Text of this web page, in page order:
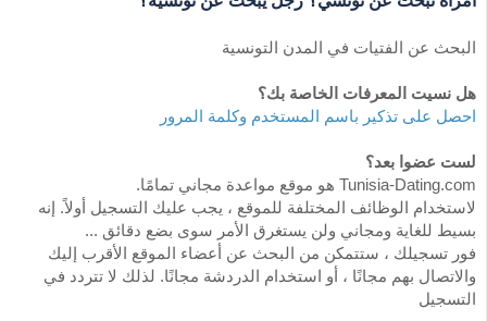
البحث عن الفتيات في المدن التونسية
هل نسيت المعرفات الخاصة بك؟
احصل على تذكير باسم المستخدم وكلمة المرور
لست عضوا بعد؟
Tunisia-Dating.com هو موقع مواعدة مجاني تمامًا.
لاستخدام الوظائف المختلفة للموقع ، يجب عليك التسجيل أولاً. إنه
بسيط للغاية ومجاني ولن يستغرق الأمر سوى بضع دقائق ...
فور تسجيلك ، ستتمكن من البحث عن أعضاء الموقع الأقرب إليك
والاتصال بهم مجانًا ، أو استخدام الدردشة مجانًا. لذلك لا تتردد في
التسجيل